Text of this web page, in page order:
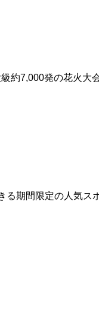
約7,000発の花火大
る期間限定の人気ス